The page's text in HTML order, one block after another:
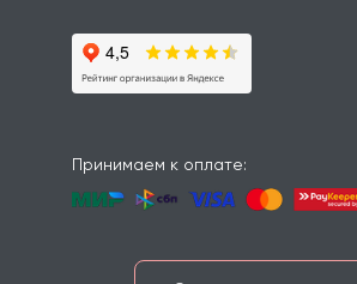
Принимаем к оплате: